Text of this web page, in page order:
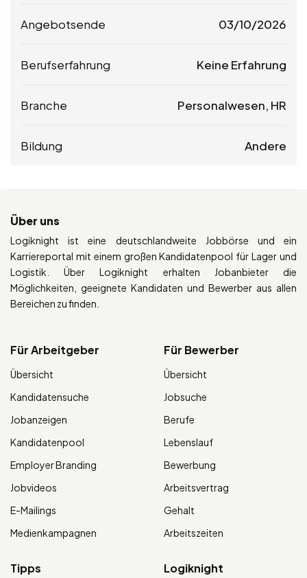
Angebotsende 03/10/2026
Berufserfahrung Keine Erfahrung
Branche Personalwesen, HR
Bildung Andere
Über uns
Logiknight ist eine deutschlandweite Jobbörse und ein
Karriereportal mit einem großen Kandidatenpool für Lager und
Logistik. Über Logiknight erhalten Jobanbieter die
Möglichkeiten, geeignete Kandidaten und Bewerber aus allen
Bereichen zu finden.
Für Arbeitgeber
Übersicht
Kandidatensuche
Jobanzeigen
Kandidatenpool
Employer Branding
Jobvideos
E-Mailings
Medienkampagnen
Für Bewerber
Übersicht
Jobsuche
Berufe
Lebenslauf
Bewerbung
Arbeitsvertrag
Gehalt
Arbeitszeiten
Tipps Logiknight